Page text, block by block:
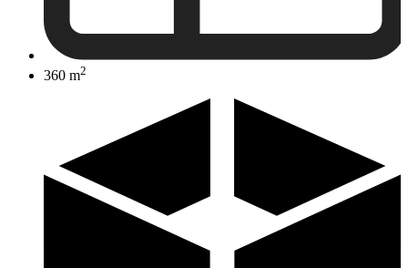
360 m2